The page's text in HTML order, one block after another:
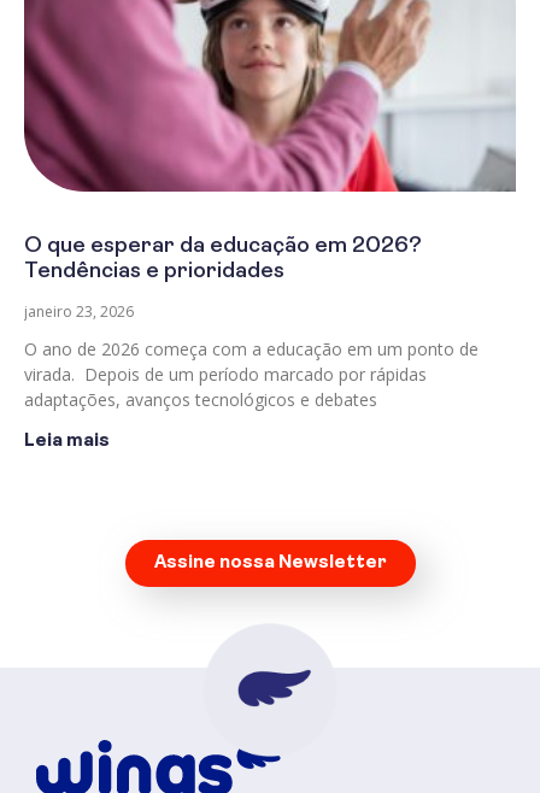
O que esperar da educação em 2026?
Tendências e prioridades
janeiro 23, 2026
O ano de 2026 começa com a educação em um ponto de
virada. Depois de um período marcado por rápidas
adaptações, avanços tecnológicos e debates
Leia mais
Assine nossa Newsletter